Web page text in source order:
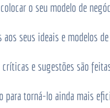
o seu modelo de
seus ideais e modelos
e sugestões são
para torná-lo ainda mais